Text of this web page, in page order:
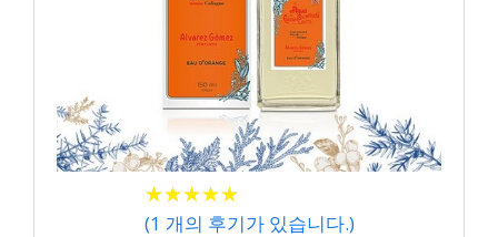
★★★★★
★★★★★
(1 개의 후기가 있습니다.)